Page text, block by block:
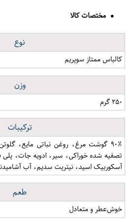
مختصات کالا
نوع
کالباس ممتاز سوپریم
وزن
۲۵۰ گرم
ترکیبات
۹۰٪ گوشت مرغ، روغن نباتی مایع،
تصفیه شده خوراکی، سیر، ادویه جات،
آسکوربیک اسید، نیتریت سدیم، آب
طعم
خوش‌عطر و متعادل